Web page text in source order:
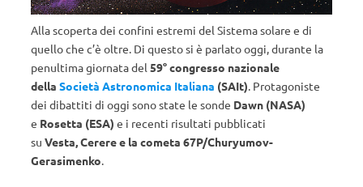
Alla scoperta dei confini estremi del Sistema solare e di
quello che c’è oltre. Di questo si è parlato oggi, durante la
penultima giornata del 59°congresso nazionale
della Società Astronomica Italiana (SAIt). Protagoniste
dei dibattiti di oggi sono state le sonde Dawn (NASA)
e Rosetta (ESA) e i recenti risultati pubblicati
su Vesta,Cerere e la cometa 67P/Churyumov-
Gerasimenko.